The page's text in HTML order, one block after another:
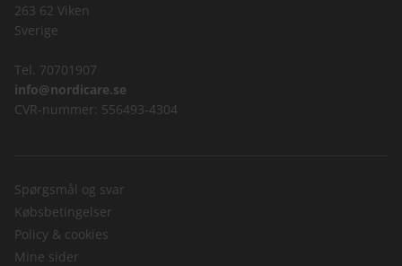
263 62 Viken
Sverige
Tel. 70701907
info@nordicare.se
CVR-nummer: 556493-4304
Spørgsmål og svar
Købsbetingelser
Policy & cookies
Mine sider